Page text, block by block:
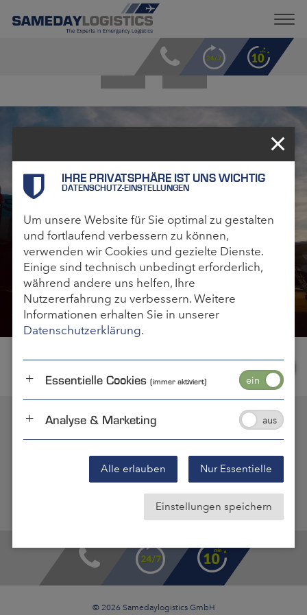
LIVE DABEI
Kontakt Impressum Datenschutz OBC Ziele
© 2026 Samedaylogistics GmbH
IHRE PRIVATSPHÄRE IST UNS WICHTIG
DATENSCHUTZ-EINSTELLUNGEN
Um unsere Website für Sie optimal zu gestalten
und fortlaufend verbessern zu können,
verwenden wir Cookies und gezielte Dienste.
Einige sind technisch unbedingt erforderlich,
während andere uns helfen, Ihre
Nutzererfahrung zu verbessern. Weitere
Informationen erhalten Sie in unserer
Datenschutzerklärung.
Alle erlauben Nur Essentielle
Einstellungen speichern
Essentielle Cookies (immer aktiviert)
Analyse & Marketing